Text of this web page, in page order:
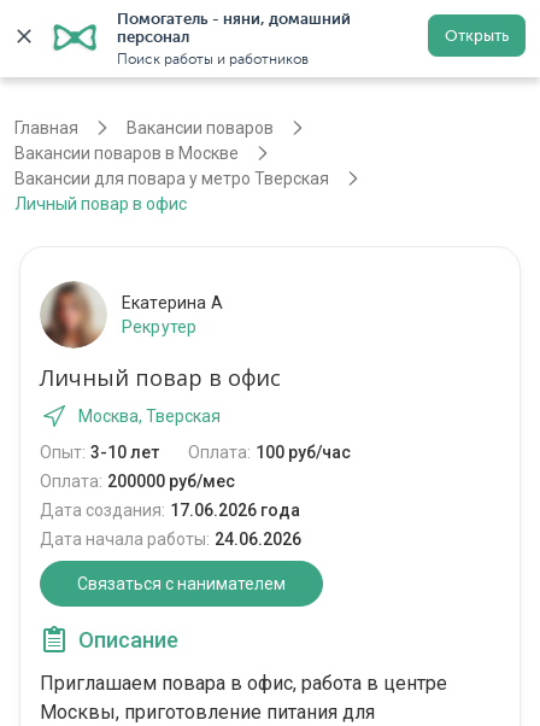
Помогатель - няни, домашний
персонал
Поиск работы и работников
Открыть
Регистрация
Главная
Вакансии поваров
Вакансии поваров в Москве
Вакансии для повара у метро Тверская
Личный повар в офис
Екатерина А
Рекрутер
Личный повар в офис
Москва, Тверская
Опыт: 3-10 лет Оплата: 100 руб/час
Оплата: 200000 руб/мес
Дата создания: 17.06.2026 года
Дата начала работы: 24.06.2026
Связаться с нанимателем
Описание
Приглашаем повара в офис, работа в центре
Москвы, приготовление питания для